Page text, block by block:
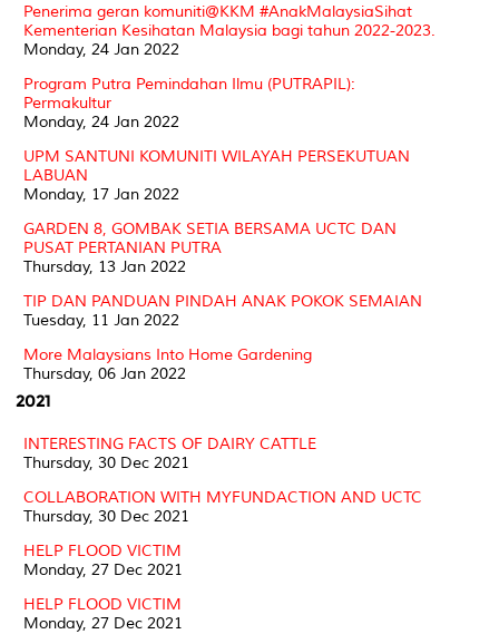
Penerima geran komuniti@KKM #AnakMalaysiaSihat
Kementerian Kesihatan Malaysia bagi tahun 2022-2023.
Monday, 24 Jan 2022
Program Putra Pemindahan Ilmu (PUTRAPIL):
Permakultur
Monday, 24 Jan 2022
UPM SANTUNI KOMUNITI WILAYAH PERSEKUTUAN
LABUAN
Monday, 17 Jan 2022
GARDEN 8, GOMBAK SETIA BERSAMA UCTC DAN
PUSAT PERTANIAN PUTRA
Thursday, 13 Jan 2022
TIP DAN PANDUAN PINDAH ANAK POKOK SEMAIAN
Tuesday, 11 Jan 2022
More Malaysians Into Home Gardening
Thursday, 06 Jan 2022
2021
INTERESTING FACTS OF DAIRY CATTLE
Thursday, 30 Dec 2021
COLLABORATION WITH MYFUNDACTION AND UCTC
Thursday, 30 Dec 2021
HELP FLOOD VICTIM
Monday, 27 Dec 2021
HELP FLOOD VICTIM
Monday, 27 Dec 2021